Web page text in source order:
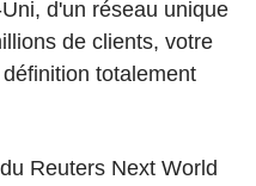
d'un réseau unique
de clients, votre
totalement
Reuters Next World